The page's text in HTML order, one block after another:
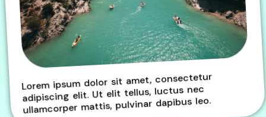
Lorem ipsum dolor sit amet, consectetur
adipiscing elit. Ut elit tellus, luctus nec
ullamcorper mattis, pulvinar dapibus leo.